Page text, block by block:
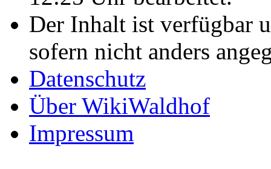
Der Inhalt ist verfügbar
sofern nicht anders
Datenschutz
Über WikiWaldhof
Impressum